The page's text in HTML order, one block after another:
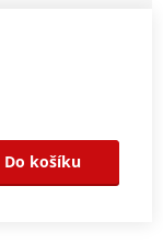
Do košíku